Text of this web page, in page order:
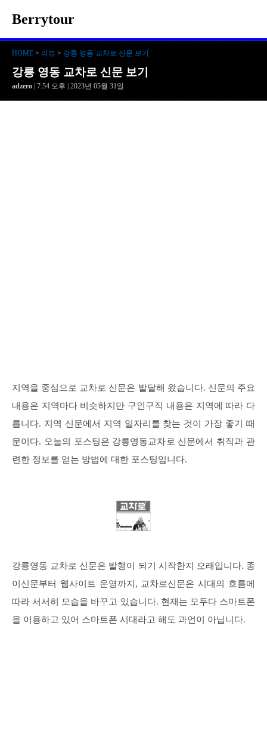
Berrytour
HOME > 리뷰 > 강릉 영동 교차로 신문 보기
강릉 영동 교차로 신문 보기
adzero | 7:54 오후 | 2023년 05월 31일
지역을 중심으로 교차로 신문은 발달해 왔습니다. 신문의 주요
내용은 지역마다 비슷하지만 구인구직 내용은 지역에 따라 다
릅니다. 지역 신문에서 지역 일자리를 찾는 것이 가장 좋기 때
문이다. 오늘의 포스팅은 강릉영동교차로 신문에서 취직과 관
련한 정보를 얻는 방법에 대한 포스팅입니다.
강릉영동 교차로 신문은 발행이 되기 시작한지 오래입니다. 종
이신문부터 웹사이트 운영까지, 교차로신문은 시대의 흐름에
따라 서서히 모습을 바꾸고 있습니다. 현재는 모두다 스마트폰
을 이용하고 있어 스마트폰 시대라고 해도 과언이 아닙니다.